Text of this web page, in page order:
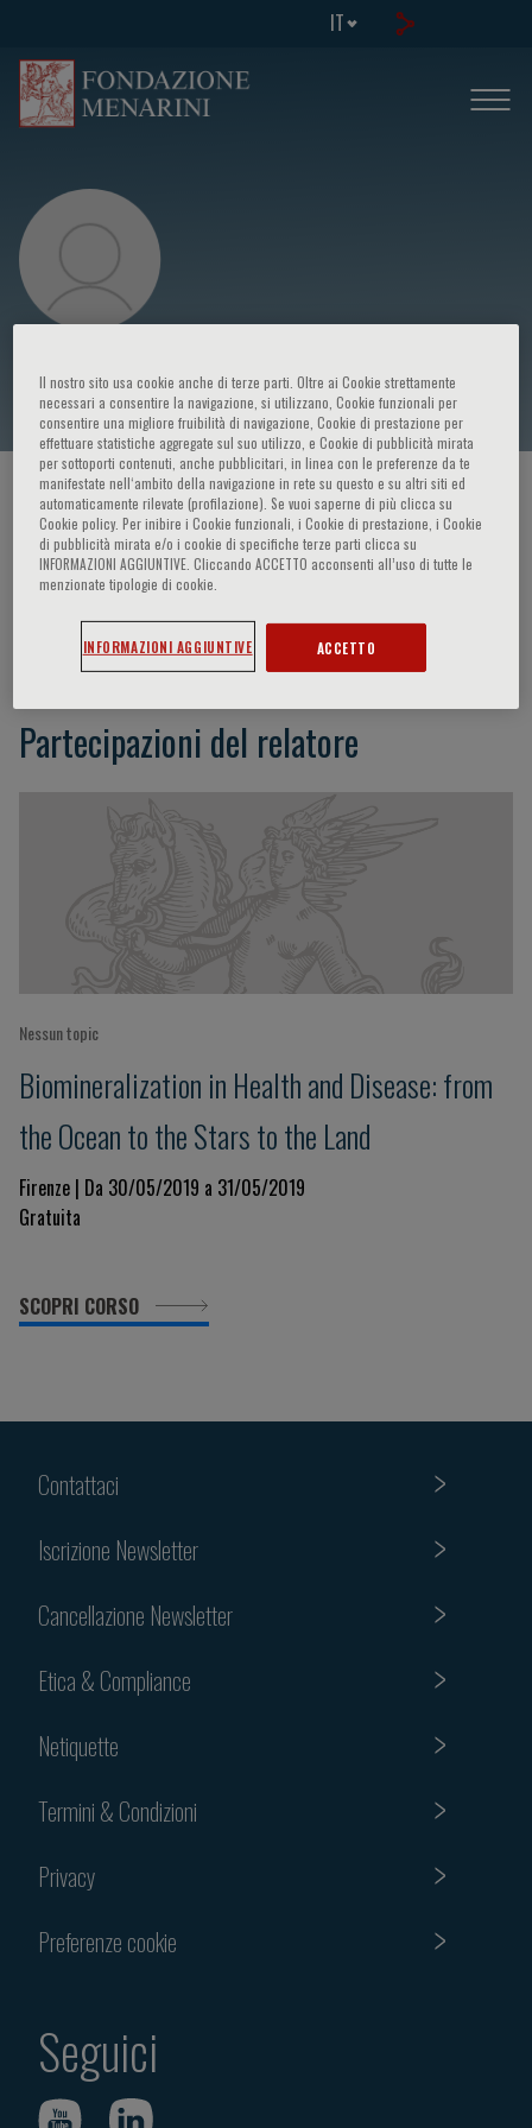
IT
Andrew Arnold
HOME PAGE / CORSI ED EVENTI / RELATORE
Andrew Arnold
Partecipazioni del relatore
Nessun topic
​Biomineralization in Health and Disease: from
the Ocean to the Stars to the Land
Firenze | Da 30/05/2019 a 31/05/2019
Gratuita
SCOPRI CORSO
Contattaci
Iscrizione Newsletter
Cancellazione Newsletter
Etica & Compliance
Netiquette
Termini & Condizioni
Privacy
Preferenze cookie
Seguici
Il nostro sito usa cookie anche di terze parti. Oltre ai Cookie strettamente
necessari a consentire la navigazione, si utilizzano, Cookie funzionali per
consentire una migliore fruibilità di navigazione, Cookie di prestazione per
effettuare statistiche aggregate sul suo utilizzo, e Cookie di pubblicità mirata
per sottoporti contenuti, anche pubblicitari, in linea con le preferenze da te
manifestate nell‘ambito della navigazione in rete su questo e su altri siti ed
automaticamente rilevate (profilazione). Se vuoi saperne di più clicca su
Cookie policy. Per inibire i Cookie funzionali, i Cookie di prestazione, i Cookie
di pubblicità mirata e/o i cookie di specifiche terze parti clicca su
INFORMAZIONI AGGIUNTIVE. Cliccando ACCETTO acconsenti all’uso di tutte le
menzionate tipologie di cookie.
INFORMAZIONI AGGIUNTIVE ACCETTO